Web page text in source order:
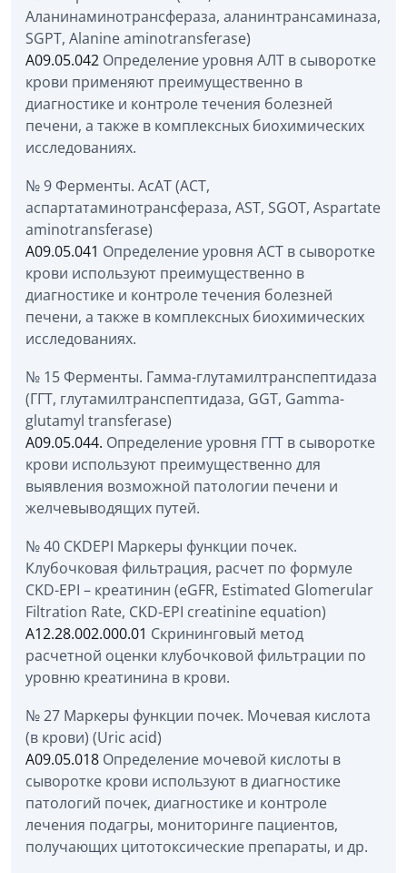
Аланинаминотрансфераза, аланинтрансаминаза,
SGPT, Alanine aminotransferase)
A09.05.042 Определение уровня АЛТ в сыворотке
крови применяют преимущественно в
диагностике и контроле течения болезней
печени, а также в комплексных биохимических
исследованиях.
№ 9 Ферменты. АсАТ (АСТ,
аспартатаминотрансфераза, AST, SGOT, Aspartate
aminotransferase)
A09.05.041 Определение уровня АСТ в сыворотке
крови используют преимущественно в
диагностике и контроле течения болезней
печени, а также в комплексных биохимических
исследованиях.
№ 15 Ферменты. Гамма-глутамилтранспептидаза
(ГГТ, глутамилтранспептидаза, GGT, Gamma-
glutamyl transferase)
A09.05.044. Определение уровня ГГТ в сыворотке
крови используют преимущественно для
выявления возможной патологии печени и
желчевыводящих путей.
№ 40 CKDEPI Маркеры функции почек.
Клубочковая фильтрация, расчет по формуле
CKD-EPI – креатинин (eGFR, Estimated Glomerular
Filtration Rate, CKD-EPI creatinine equation)
A12.28.002.000.01 Скрининговый метод
расчетной оценки клубочковой фильтрации по
уровню креатинина в крови.
№ 27 Маркеры функции почек. Мочевая кислота
(в крови) (Uric acid)
A09.05.018 Определение мочевой кислоты в
сыворотке крови используют в диагностике
патологий почек, диагностике и контроле
лечения подагры, мониторинге пациентов,
получающих цитотоксические препараты, и др.